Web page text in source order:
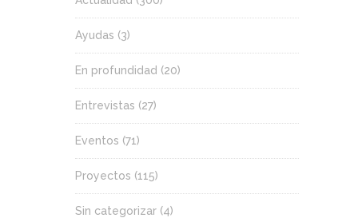
Ayudas (3)
En profundidad (20)
Entrevistas (27)
Eventos (71)
Proyectos (115)
Sin categorizar (4)